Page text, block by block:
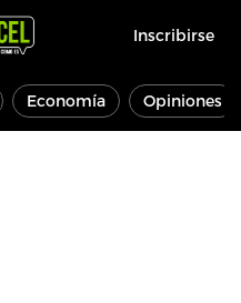
Inscribirse
Economía Opiniones